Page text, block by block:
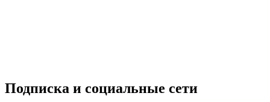
Подписка и социальные сети